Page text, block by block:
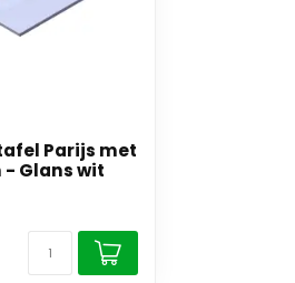
Parijs met
Glans wit